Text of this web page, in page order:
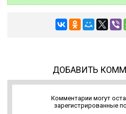
ДОБАВИТЬ
Комментарии могут
зарегистрированные